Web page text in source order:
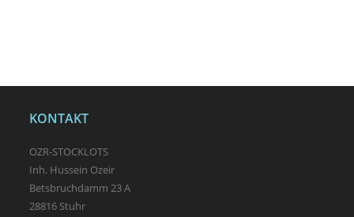
KONTAKT
OZR-STOCKLOTS
Inh. Hussein Ozeir
Betsbruchdamm 23 A
28816 Stuhr